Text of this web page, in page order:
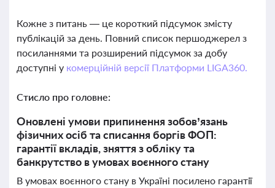
Кожне з питань — це короткий підсумок змісту
публікацій за день. Повний список першоджерел з
посиланнями та розширений підсумок за добу
доступні у комерційній версії Платформи LIGA360.
Стисло про головне:
Оновлені умови припинення зобов’язань
фізичних осіб та списання боргів ФОП:
гарантії вкладів, зняття з обліку та
банкрутство в умовах воєнного стану
В умовах воєнного стану в Україні посилено гарантії